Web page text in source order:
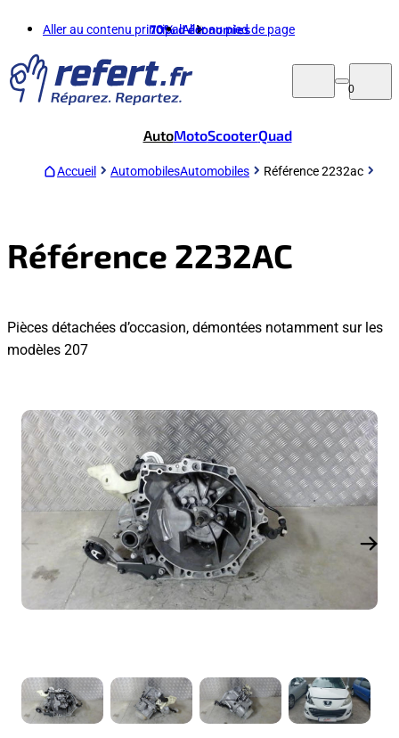
Aller au contenu principalAller au pied de page
70%d'économies
0
AutoMotoScooterQuad
Accueil AutomobilesAutomobiles Référence 2232ac
Référence 2232AC
Pièces détachées d’occasion, démontées notamment sur les
modèles 207